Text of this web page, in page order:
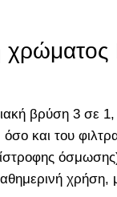
χρώματος
βρύση 3 σε
όσο και του